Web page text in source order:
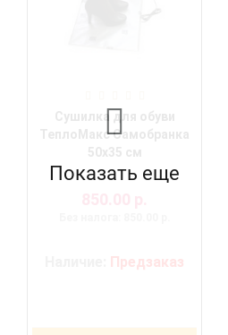
ТеплоМакс Самобранка
Предзаказ
Показать еще